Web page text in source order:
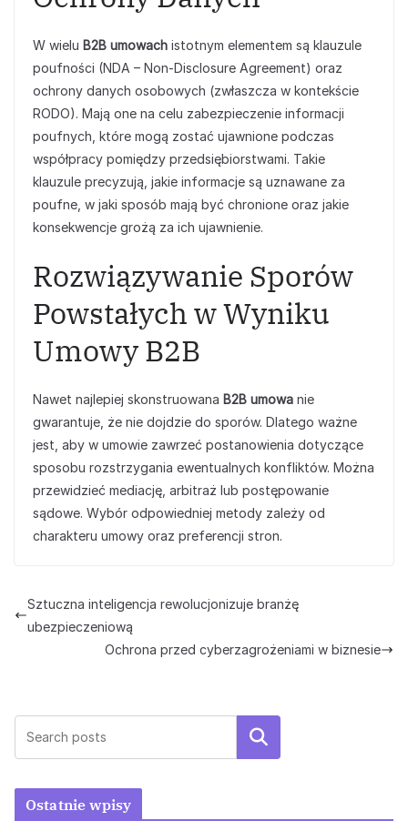
W wielu B2B umowach istotnym elementem są klauzule
poufności (NDA – Non-Disclosure Agreement) oraz
ochrony danych osobowych (zwłaszcza w kontekście
RODO). Mają one na celu zabezpieczenie informacji
poufnych, które mogą zostać ujawnione podczas
współpracy pomiędzy przedsiębiorstwami. Takie
klauzule precyzują, jakie informacje są uznawane za
poufne, w jaki sposób mają być chronione oraz jakie
konsekwencje grożą za ich ujawnienie.
Rozwiązywanie Sporów
Powstałych w Wyniku
Umowy B2B
Nawet najlepiej skonstruowana B2B umowa nie
gwarantuje, że nie dojdzie do sporów. Dlatego ważne
jest, aby w umowie zawrzeć postanowienia dotyczące
sposobu rozstrzygania ewentualnych konfliktów. Można
przewidzieć mediację, arbitraż lub postępowanie
sądowe. Wybór odpowiedniej metody zależy od
charakteru umowy oraz preferencji stron.
Sztuczna inteligencja rewolucjonizuje branżę
ubezpieczeniową
Ochrona przed cyberzagrożeniami w biznesie
Szukaj
Ostatnie wpisy